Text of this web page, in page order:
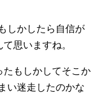
しかしたら自信が
思いますね。
たもしかしてそこか
い迷走したのかな